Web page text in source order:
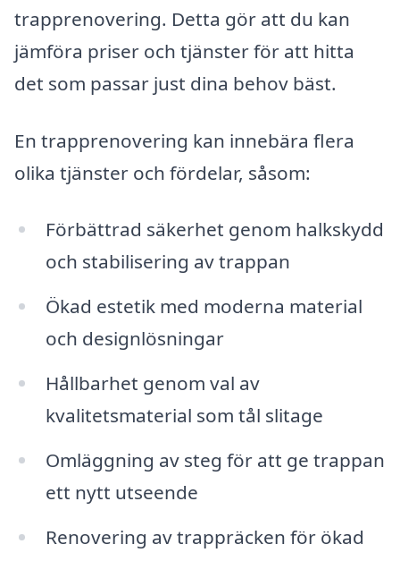
trapprenovering. Detta gör att du kan
jämföra priser och tjänster för att hitta
det som passar just dina behov bäst.
En trapprenovering kan innebära flera
olika tjänster och fördelar, såsom:
Förbättrad säkerhet genom halkskydd
och stabilisering av trappan
Ökad estetik med moderna material
och designlösningar
Hållbarhet genom val av
kvalitetsmaterial som tål slitage
Omläggning av steg för att ge trappan
ett nytt utseende
Renovering av trappräcken för ökad